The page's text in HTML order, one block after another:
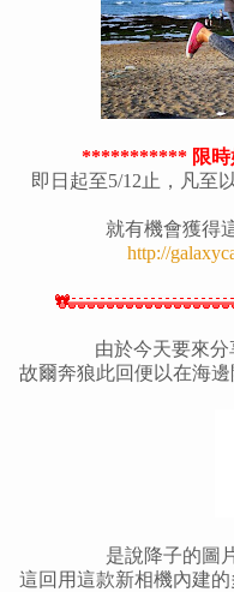
*********** 限時
即日起至5/12止，凡至
就有機會獲得
http://
由於今天要來分
故爾奔狼此回便以在海
是說降子的圖
這回用這款新相機內建